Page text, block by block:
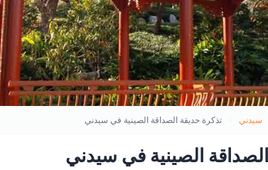
سيدني تذكرة حديقة الصداقة الصينية في سيدني
الصينية في سيدني